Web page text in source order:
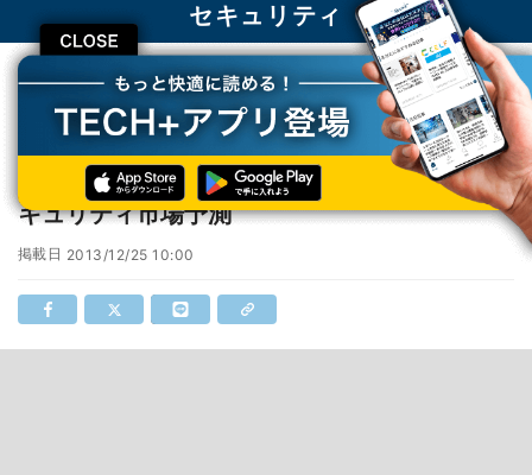
CLOSE
セキュリティ
TECH+ 企業IT
セキュリティ
セキュリティ脅威の可視化を - IDC Japanセキュリティ市場予測
セキュリティ脅威の可視化を - IDC Japanセ
キュリティ市場予測
掲載日 2013/12/25 10:00